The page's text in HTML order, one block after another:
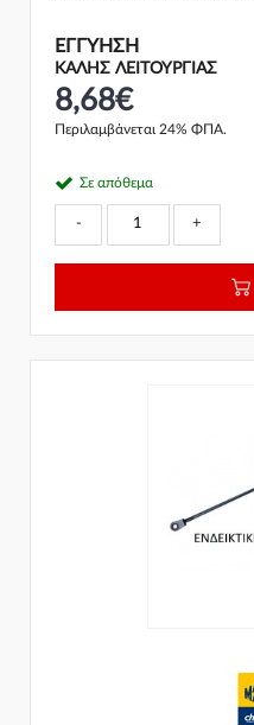
ΕΓΓΎΗΣΗ
ΚΑΛΗΣ ΛΕΙΤΟΥΡΓΙΑΣ
8,68€
Περιλαμβάνεται 24% ΦΠΑ.
Σε απόθεμα
- +